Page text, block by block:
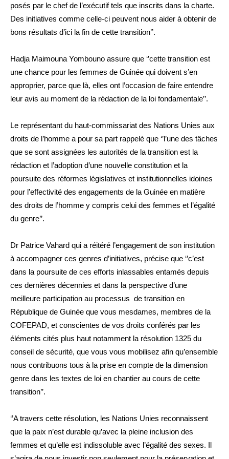
posés par le chef de l’exécutif tels que inscrits dans la charte.
Des initiatives comme celle-ci peuvent nous aider à obtenir de
bons résultats d’ici la fin de cette transition’’.
Hadja Maimouna Yombouno assure que ‘’cette transition est
une chance pour les femmes de Guinée qui doivent s’en
approprier, parce que là, elles ont l’occasion de faire entendre
leur avis au moment de la rédaction de la loi fondamentale’’.
Le représentant du haut-commissariat des Nations Unies aux
droits de l’homme a pour sa part rappelé que ‘’l’une des tâches
que se sont assignées les autorités de la transition est la
rédaction et l’adoption d’une nouvelle constitution et la
poursuite des réformes législatives et institutionnelles idoines
pour l’effectivité des engagements de la Guinée en matière
des droits de l’homme y compris celui des femmes et l’égalité
du genre’’.
Dr Patrice Vahard qui a réitéré l’engagement de son institution
à accompagner ces genres d’initiatives, précise que ‘’c’est
dans la poursuite de ces efforts inlassables entamés depuis
ces dernières décennies et dans la perspective d’une
meilleure participation au processus de transition en
République de Guinée que vous mesdames, membres de la
COFEPAD, et conscientes de vos droits conférés par les
éléments cités plus haut notamment la résolution 1325 du
conseil de sécurité, que vous vous mobilisez afin qu’ensemble
nous contribuons tous à la prise en compte de la dimension
genre dans les textes de loi en chantier au cours de cette
transition’’.
‘’A travers cette résolution, les Nations Unies reconnaissent
que la paix n’est durable qu’avec la pleine inclusion des
femmes et qu’elle est indissoluble avec l’égalité des sexes. Il